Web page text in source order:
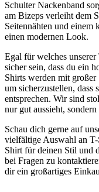
Schulter Nackenband
am Bizeps verleiht dem
Seitennähten und einem
einen modernen Look.
Egal für welches
sicher sein, dass du ein
Shirts werden mit
um sicherzustellen, dass
entsprechen. Wir sind
nur gut aussieht,
Schau dich gerne auf
vielfältige Auswahl an T-
Shirt für deinen Stil und
bei Fragen zu
dir ein großartiges